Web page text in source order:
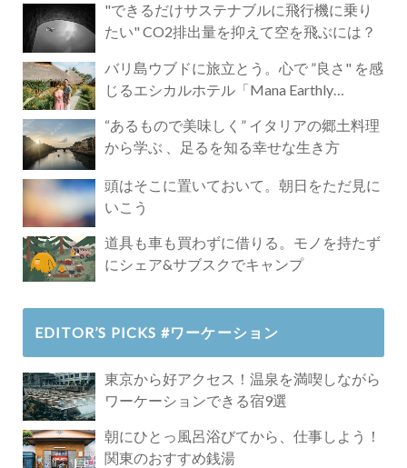
"できるだけサステナブルに飛行機に乗り
たい" CO2排出量を抑えて空を飛ぶには？
バリ島ウブドに旅立とう。心で ”良さ" を感
じるエシカルホテル「Mana Earthly
“あるもので美味しく” イタリアの郷土料理
から学ぶ 、足るを知る幸せな生き方
頭はそこに置いておいて。朝日をただ見に
いこう
道具も車も買わずに借りる。モノを持たず
にシェア&サブスクでキャンプ
EDITOR’S PICKS #ワーケーション
東京から好アクセス！温泉を満喫しながら
ワーケーションできる宿9選
朝にひとっ風呂浴びてから、仕事しよう！
関東のおすすめ銭湯